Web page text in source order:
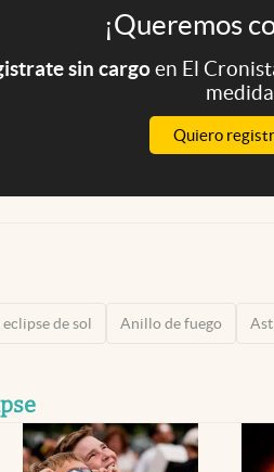
¡Queremos
sin cargoen El
Quiero
eclipse de sol Anillo de fuego